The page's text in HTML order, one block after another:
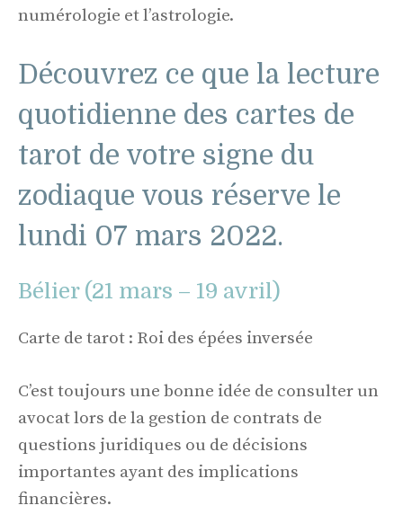
numérologie et l’astrologie.
Découvrez ce que la lecture
quotidienne des cartes de
tarot de votre signe du
zodiaque vous réserve le
lundi 07 mars 2022.
Bélier (21 mars – 19 avril)
Carte de tarot : Roi des épées inversée
C’est toujours une bonne idée de consulter un
avocat lors de la gestion de contrats de
questions juridiques ou de décisions
importantes ayant des implications
financières.